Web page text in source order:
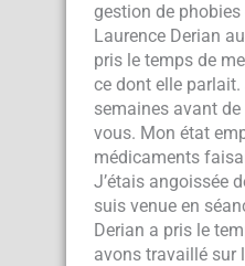
gestion de phobies
Laurence Derian
pris le temps de
ce dont elle parlait.
semaines avant de
vous. Mon état
médicaments
J’étais angoissée
suis venue en
Derian a pris le
avons travaillé sur